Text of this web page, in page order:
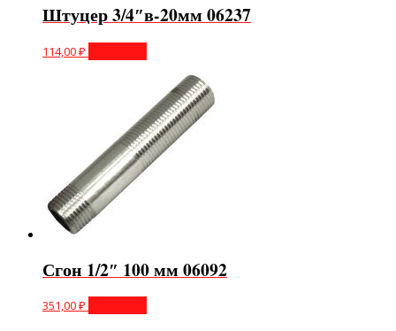
Штуцер 3/4″в-20мм 06237
114,00₽
Сгон 1/2″ 100 мм 06092
351,00₽